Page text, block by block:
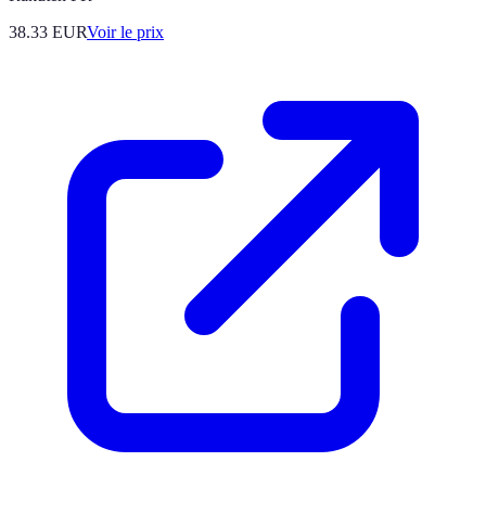
38.33 EURVoir le prix